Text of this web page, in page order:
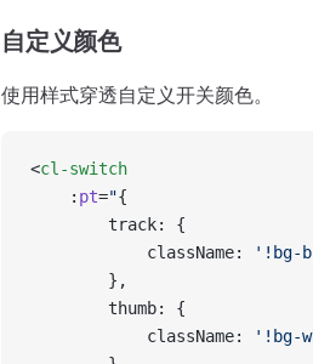
自定义颜色
使用样式穿透自定义开关颜色。
<cl-switch
	:
pt="{
		track: {
			className:
'!bg-
		},
		thumb: {
			className:
'!bg-